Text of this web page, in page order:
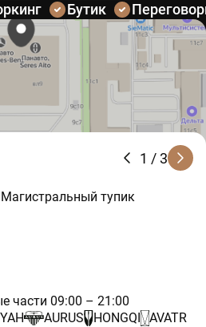
Бутик
1 / 3
тупик
части 09:00 – 21:00
AURUS HONGQI
AVATR